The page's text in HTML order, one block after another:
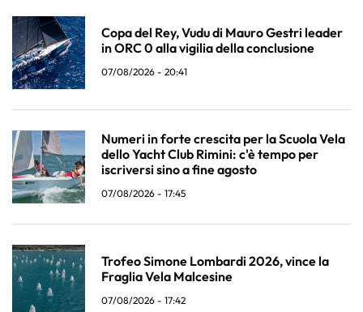
Copa del Rey, Vudu di Mauro Gestri leader
in ORC 0 alla vigilia della conclusione
07/08/2026 - 20:41
Numeri in forte crescita per la Scuola Vela
dello Yacht Club Rimini: c'è tempo per
iscriversi sino a fine agosto
07/08/2026 - 17:45
Trofeo Simone Lombardi 2026, vince la
Fraglia Vela Malcesine
07/08/2026 - 17:42